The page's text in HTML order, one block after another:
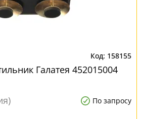
158155
Галатея 452015004
По запросу